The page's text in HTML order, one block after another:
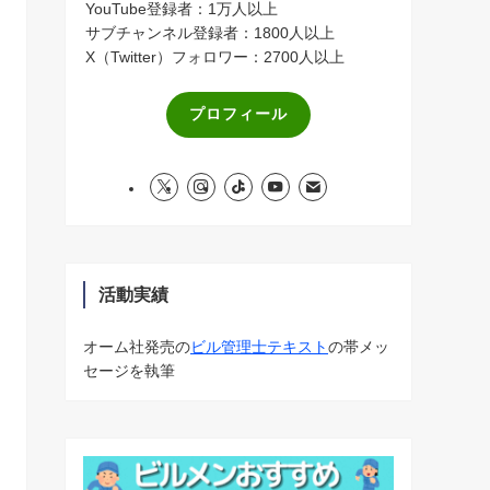
YouTube登録者：1万人以上
サブチャンネル登録者：1800人以上
X（Twitter）フォロワー：2700人以上
プロフィール
活動実績
オーム社発売のビル管理士テキストの帯メッ
セージを執筆